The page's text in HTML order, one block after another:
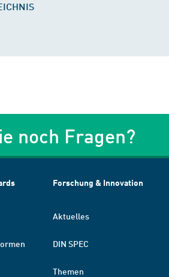
noch Fragen?
Forschung & Innovation
Aktuelles
DIN SPEC
Themen